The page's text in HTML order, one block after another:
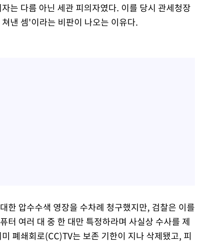
는 다름 아닌 세관 피의자였다. 이를 당시 관세청장
낸 셈'이라는 비판이 나오는 이유다.
한 압수수색 영장을 수차례 청구했지만, 검찰은 이를
터 여러 대 중 한 대만 특정하라며 사실상 수사를 제
폐쇄회로(CC)TV는 보존 기한이 지나 삭제됐고, 피